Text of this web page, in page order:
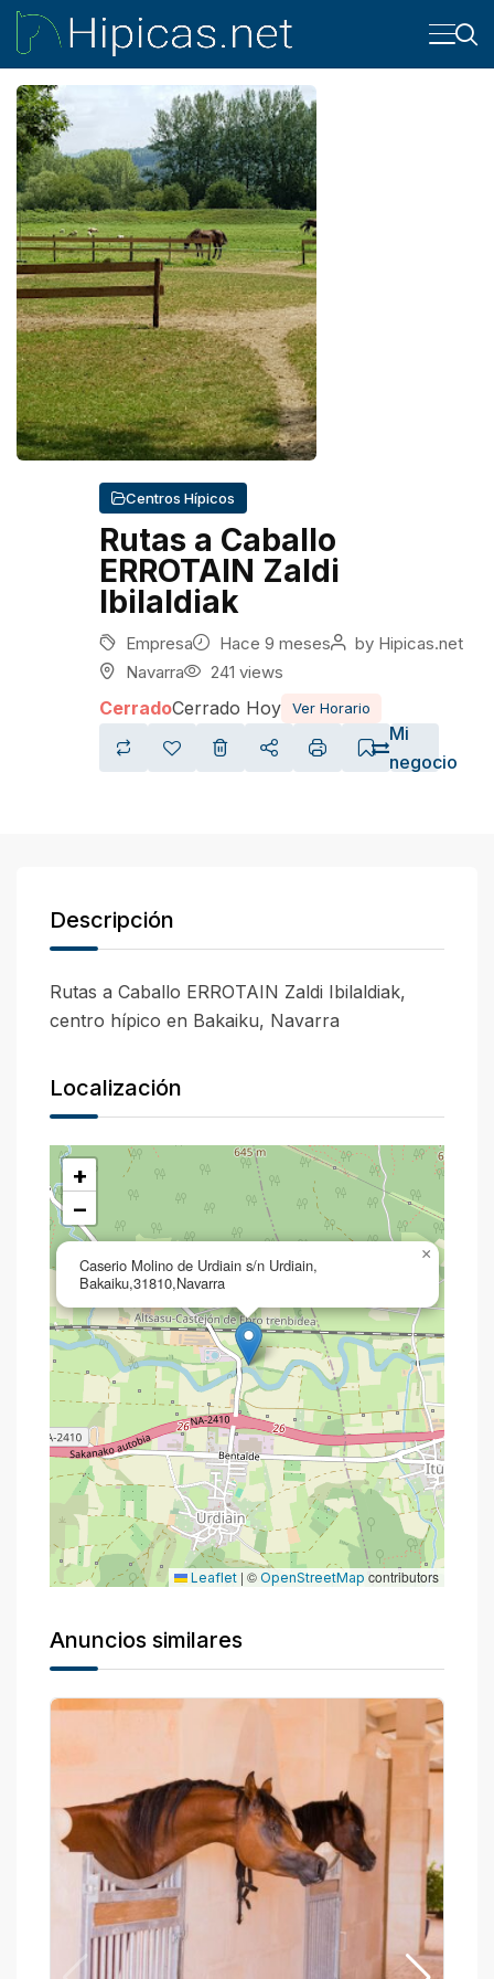
Centros Hípicos
Rutas a Caballo
ERROTAIN Zaldi
Ibilaldiak
Empresa Hace 9 meses by Hipicas.net
Navarra
241 views
CerradoCerrado Hoy Ver Horario
Mi
negocio
Descripción
Rutas a Caballo ERROTAIN Zaldi Ibilaldiak,
centro hípico en Bakaiku, Navarra
Localización
Caserio Molino de Urdiain s/n Urdiain,
Bakaiku,31810,Navarra
×
+
−
Leaflet | © OpenStreetMap contributors
Anuncios similares